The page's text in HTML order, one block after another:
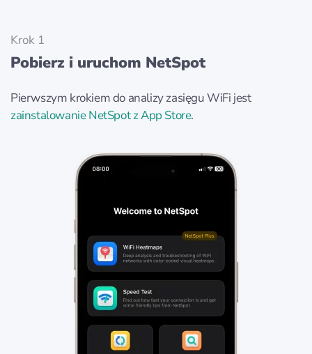
Krok 1
Pobierz i uruchom NetSpot
Pierwszym krokiem do analizy zasięgu WiFi jest
zainstalowanie NetSpot z App Store.